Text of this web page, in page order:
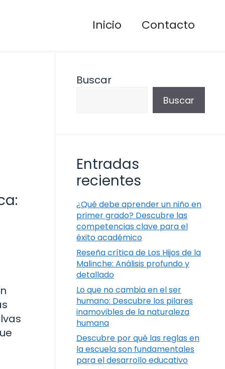
Inicio Contacto
Buscar
Buscar
Entradas
recientes
¿Qué debe aprender un niño en
primer grado? Descubre las
competencias clave para el
éxito académico
Reseña crítica de Los Hijos de la
Malinche: Análisis profundo y
detallado
Lo que no cambia en el ser
humano: Descubre los pilares
inamovibles de la naturaleza
humana
Descubre por qué las reglas en
la escuela son fundamentales
para el desarrollo educativo